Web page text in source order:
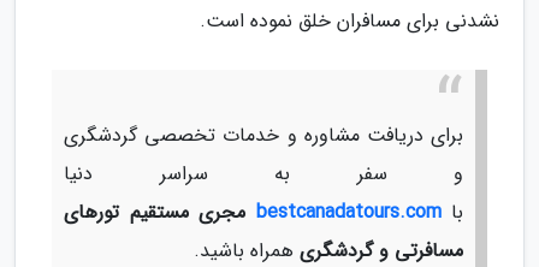
نشدنی برای مسافران خلق نموده است.
برای دریافت مشاوره و خدمات تخصصی گردشگری
و سفر به سراسر دنیا
باbestcanadatours.com مجری مستقیم تورهای
مسافرتی و گردشگری همراه باشید.